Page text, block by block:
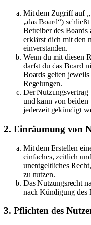
Mit dem Zugriff auf
„das Board“)
Betreiber des Boards
erklärst dich mit den
einverstanden.
Wenn du mit diesen
darfst du das Board
Boards gelten
Regelungen.
Der Nutzungsvertrag
und kann von beiden
jederzeit gekündigt
2. Einräumung von
Mit dem Erstellen
einfaches, zeitlich
unentgeltliches
zu nutzen.
Das Nutzungsrecht
nach Kündigung des
3. Pflichten des